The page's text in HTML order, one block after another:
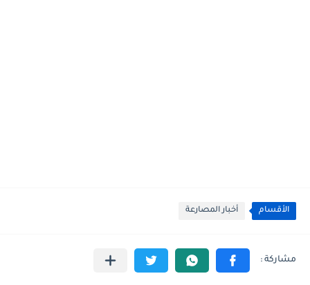
الأقسام أخبار المصارعة